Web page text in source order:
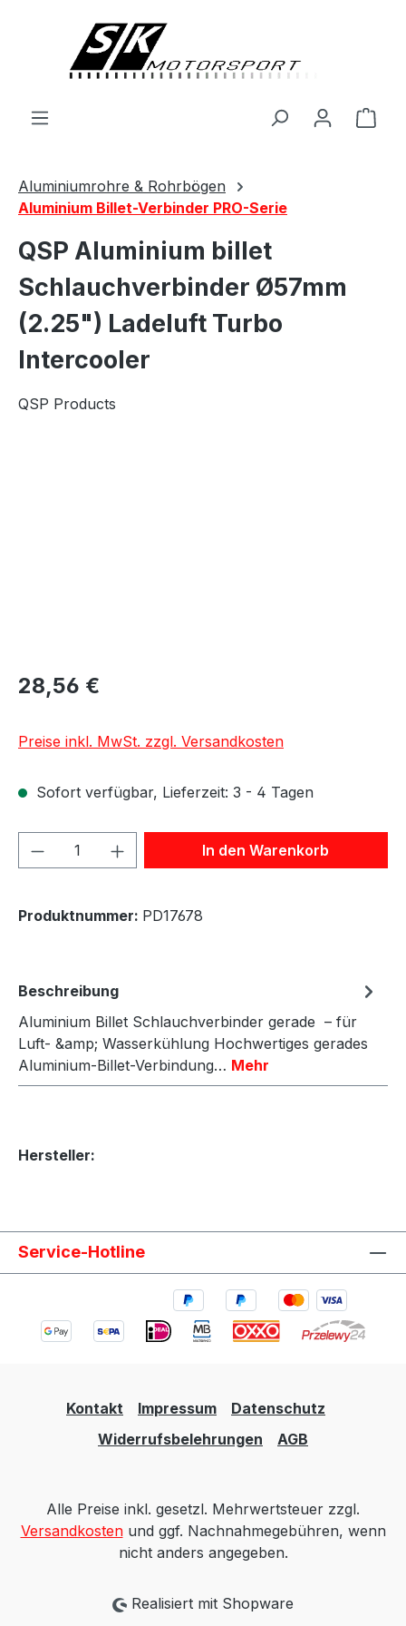
Aluminiumrohre & Rohrbögen
Aluminium Billet-Verbinder PRO-Serie
QSP Aluminium billet
Schlauchverbinder Ø57mm
(2.25") Ladeluft Turbo
Intercooler
QSP Products
28,56 €
Preise inkl. MwSt. zzgl. Versandkosten
Sofort verfügbar, Lieferzeit: 3 - 4 Tagen
Produkt Anzahl: Gib denIn den Warenkorb
Produktnummer: PD17678
Beschreibung
Aluminium Billet Schlauchverbinder gerade – für
Luft- &amp; Wasserkühlung Hochwertiges gerades
Aluminium-Billet-Verbindung… Mehr
Hersteller:
Service-Hotline
Kontakt Impressum
Datenschutz
Widerrufsbelehrungen
AGB
Alle Preise inkl. gesetzl. Mehrwertsteuer zzgl.
Versandkostenund ggf. Nachnahmegebühren, wenn
nicht anders angegeben.
Realisiert mit Shopware